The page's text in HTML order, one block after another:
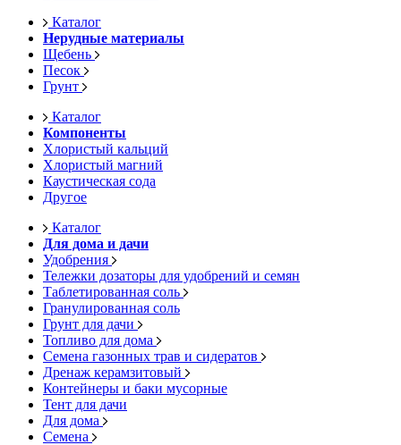
Каталог
Нерудные материалы
Щебень
Песок
Грунт
Каталог
Компоненты
Хлористый кальций
Хлористый магний
Каустическая сода
Другое
Каталог
Для дома и дачи
Удобрения
Тележки дозаторы для удобрений и семян
Таблетированная соль
Гранулированная соль
Грунт для дачи
Топливо для дома
Семена газонных трав и сидератов
Дренаж керамзитовый
Контейнеры и баки мусорные
Тент для дачи
Для дома
Семена